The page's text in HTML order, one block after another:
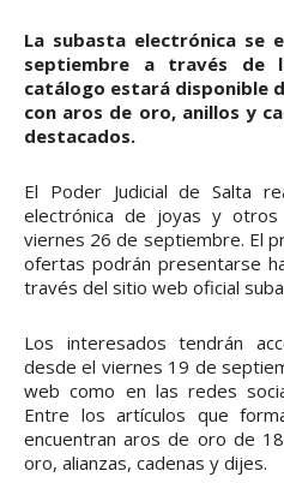
La subasta electrónica se
septiembre a través de
catálogo estará disponible
con aros de oro, anillos y
destacados.
El Poder Judicial de Salta
electrónica de joyas y
viernes 26 de septiembre. El
ofertas podrán presentarse
través del sitio web oficial
Los interesados tendrán
desde el viernes 19 de
web como en las redes
Entre los artículos que
encuentran aros de oro de
oro, alianzas, cadenas y dijes.